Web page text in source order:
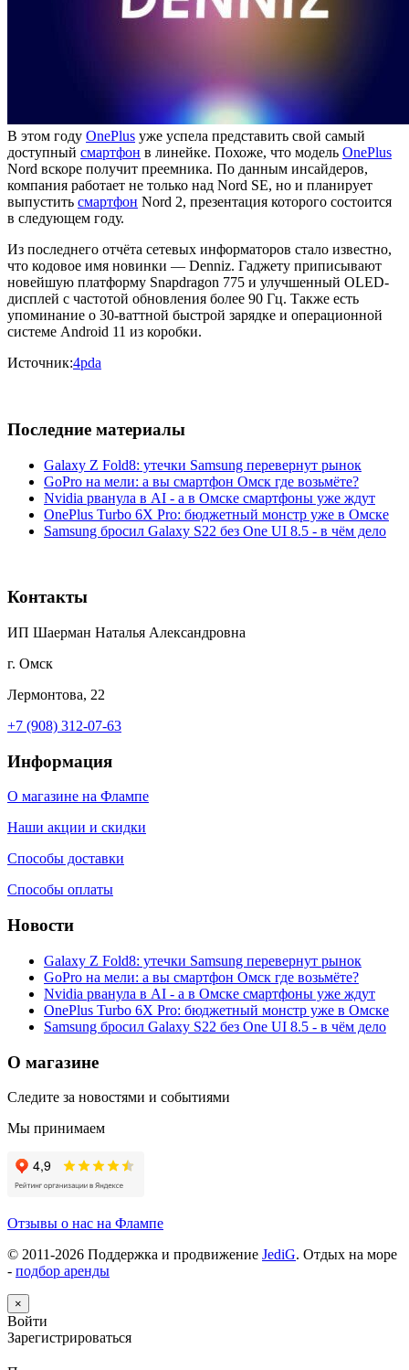
В этом году OnePlus уже успела представить свой самый
доступный смартфон в линейке. Похоже, что модель OnePlus
Nord вскоре получит преемника. По данным инсайдеров,
компания работает не только над Nord SE, но и планирует
выпустить смартфон Nord 2, презентация которого состоится
в следующем году.
Из последнего отчёта сетевых информаторов стало известно,
что кодовое имя новинки — Denniz. Гаджету приписывают
новейшую платформу Snapdragon 775 и улучшенный OLED-
дисплей с частотой обновления более 90 Гц. Также есть
упоминание о 30-ваттной быстрой зарядке и операционной
системе Android 11 из коробки.
Источник:4pda
Последние материалы
Galaxy Z Fold8: утечки Samsung перевернут рынок
GoPro на мели: а вы смартфон Омск где возьмёте?
Nvidia рванула в AI - а в Омске смартфоны уже ждут
OnePlus Turbo 6X Pro: бюджетный монстр уже в Омске
Samsung бросил Galaxy S22 без One UI 8.5 - в чём дело
Контакты
ИП Шаерман Наталья Александровна
г. Омск
Лермонтова, 22
+7 (908) 312-07-63
Информация
О магазине на Флампе
Наши акции и скидки
Способы доставки
Способы оплаты
Новости
Galaxy Z Fold8: утечки Samsung перевернут рынок
GoPro на мели: а вы смартфон Омск где возьмёте?
Nvidia рванула в AI - а в Омске смартфоны уже ждут
OnePlus Turbo 6X Pro: бюджетный монстр уже в Омске
Samsung бросил Galaxy S22 без One UI 8.5 - в чём дело
О магазине
Следите за новостями и событиями
Мы принимаем
Отзывы о нас на Флампе
© 2011-2026 Поддержка и продвижение JediG. Отдых на море
- подбор аренды
×
Войти
Зарегистрироваться